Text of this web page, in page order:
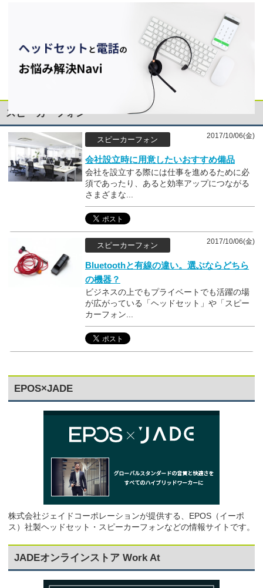
スピーカーフォン
2017/10/06(金)
スピーカーフォン
会社設立時に用意したいおすすめ備品
会社を設立する際には仕事を進めるために必
須であったり、あると効率アップにつながる
さまざまな...
2017/10/06(金)
スピーカーフォン
Bluetoothと有線の違い。選ぶならどちら
の機器？
ビジネスの上でもプライベートでも活躍の場
が広がっている「ヘッドセット」や「スピー
カーフォン...
EPOS×JADE
株式会社ジェイドコーポレーションが提供する、EPOS（イーポ
ス）社製ヘッドセット・スピーカーフォンなどの情報サイトです。
JADEオンラインストア Work At